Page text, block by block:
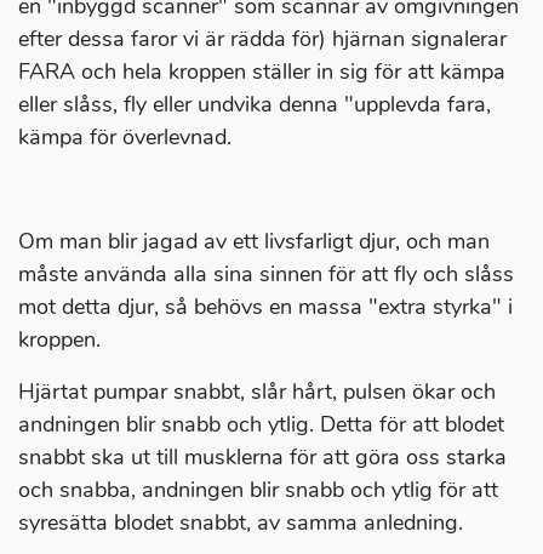
en "inbyggd scanner" som scannar av omgivningen
efter dessa faror vi är rädda för) hjärnan signalerar
FARA och hela kroppen ställer in sig för att kämpa
eller slåss, fly eller undvika denna "upplevda fara,
kämpa för överlevnad.
Om man blir jagad av ett livsfarligt djur, och man
måste använda alla sina sinnen för att fly och slåss
mot detta djur, så behövs en massa "extra styrka" i
kroppen.
Hjärtat pumpar snabbt, slår hårt, pulsen ökar och
andningen blir snabb och ytlig. Detta för att blodet
snabbt ska ut till musklerna för att göra oss starka
och snabba, andningen blir snabb och ytlig för att
syresätta blodet snabbt, av samma anledning.